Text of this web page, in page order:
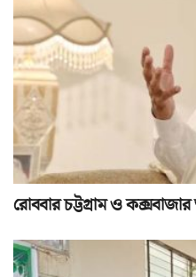
রোববার চট্টগ্রাম ও কক্সবাজার